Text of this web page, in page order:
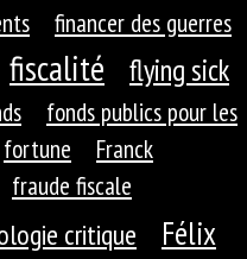
financer des guerres
fiscalité flying sick
fonds publics pour les
fortune
Franck
fraude fiscale
critique
Félix